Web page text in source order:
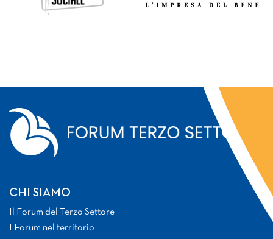
CHI SIAMO
Il Forum del Terzo Settore
I Forum nel territorio